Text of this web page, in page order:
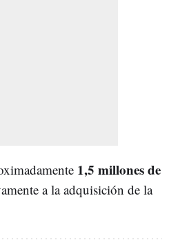
1,5 millones de
a la adquisición de la